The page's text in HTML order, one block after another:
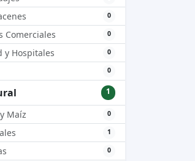
0
Comerciales 0
y Hospitales 0
0
1
Maíz 0
1
0